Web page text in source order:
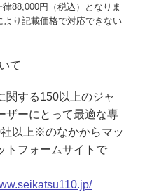
88,000円（税込）となりま
り記載価格で対応できない
て
関する150以上のジャ
ザーにとって最適な専
以上※のなかからマッ
トフォームサイトで